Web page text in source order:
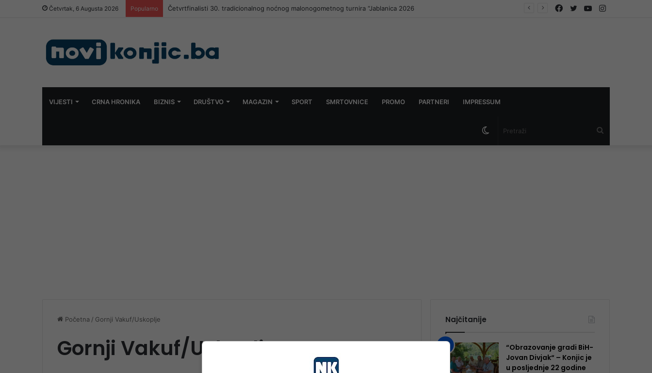
Četvrtak, 6 Augusta 2026 Popularno Četvrtfinalisti 30. tradicionalnog noćnog malonogometnog turnira “Jablanica 2026 YouTube
Twitter
Facebook
VIJESTI CRNA HRONIKA BIZNIS DRUŠTVO MAGAZIN SPORT SMRTOVNICE PROMO PARTNERI IMPRESSUM
Switch
Početna / Gornji Vakuf/Uskoplje
Gornji Vakuf/Uskoplje
Najčitanije
“Obrazovanje gradi BiH-
Jovan Divjak“ – Konjic je
u posljednje 22 godine